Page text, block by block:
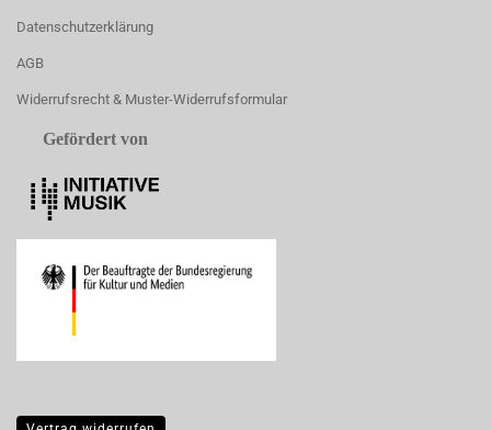
Datenschutzerklärung
AGB
Widerrufsrecht & Muster-Widerrufsformular
Gefördert von